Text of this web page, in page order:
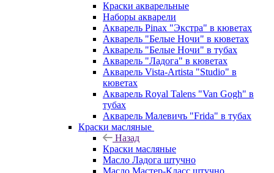
Краски акварельные
Наборы акварели
Акварель Pinax "Экстра" в кюветах
Акварель "Белые Ночи" в кюветах
Акварель "Белые Ночи" в тубах
Акварель "Ладога" в кюветах
Акварель Vista-Artista "Studio" в
кюветах
Акварель Royal Talens "Van Gogh" в
тубах
Акварель Малевичъ "Frida" в тубах
Краски масляные
Назад
Краски масляные
Масло Ладога штучно
Масло Мастер-Класс штучно